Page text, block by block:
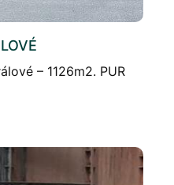
– 1126m2. PUR